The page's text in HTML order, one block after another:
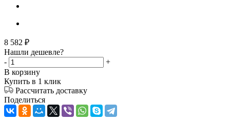
8 582 ₽
Нашли дешевле?
-
+
В корзину
Купить в 1 клик
Рассчитать доставку
Поделиться